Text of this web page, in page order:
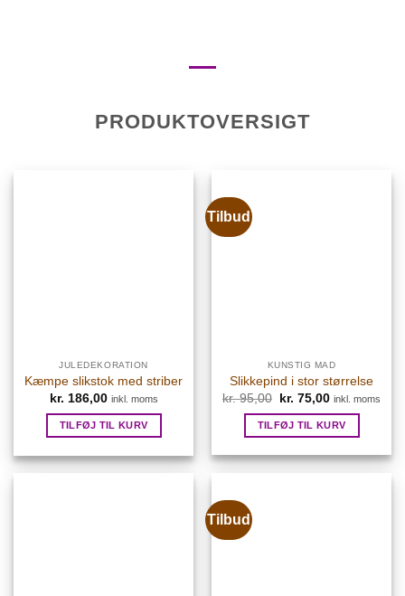
PRODUKTOVERSIGT
JULEDEKORATION
Kæmpe slikstok med striber
kr. 186,00 inkl. moms
TILFØJ TIL KURV
Tilbud
KUNSTIG MAD
Slikkepind i stor størrelse
kr.95,00
Den
pris
var:
kr. 75,00 Den
pris
er:
inkl. moms
TILFØJ TIL KURV
Tilbud